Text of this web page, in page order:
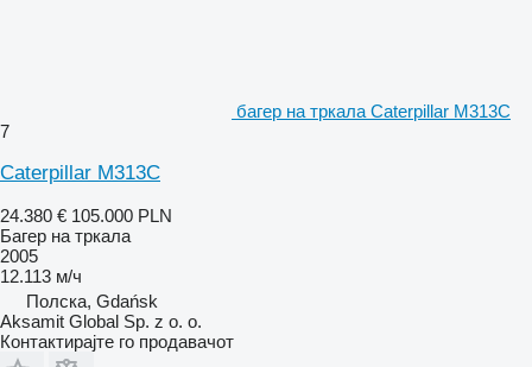
багер на тркала Caterpillar M313C
7
Caterpillar M313C
24.380 € 105.000 PLN
Багер на тркала
2005
12.113 м/ч
Полска, Gdańsk
Aksamit Global Sp. z o. o.
Контактирајте го продавачот